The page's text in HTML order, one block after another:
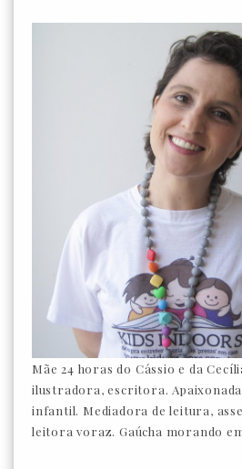
Mãe 24 horas do Cássio e da
ilustradora, escritora.
infantil. Mediadora de leitura,
leitora voraz. Gaúcha morando